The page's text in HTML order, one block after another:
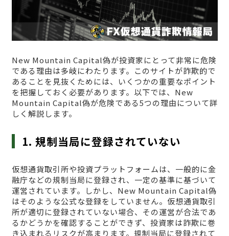
New Mountain Capital偽が投資家にとって非常に危険
である理由は多岐にわたります。このサイトが詐欺的で
あることを見抜くためには、いくつかの重要なポイント
を把握しておく必要があります。以下では、New
Mountain Capital偽が危険である5つの理由について詳
しく解説します。
1. 規制当局に登録されていない
仮想通貨取引所や投資プラットフォームは、一般的に金
融庁などの規制当局に登録され、一定の基準に基づいて
運営されています。しかし、New Mountain Capital偽
はそのような公式な登録をしていません。仮想通貨取引
所が適切に登録されていない場合、その運営が合法であ
るかどうかを確認することができず、投資家は詐欺に巻
き込まれるリスクが高まります。規制当局に登録されて